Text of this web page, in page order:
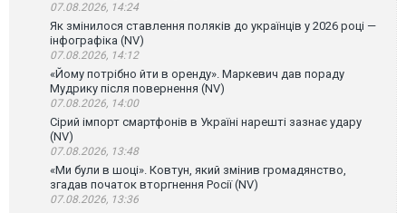
07.08.2026, 14:24
Як змінилося ставлення поляків до українців у 2026 році —
інфографіка (NV)
07.08.2026, 14:12
«Йому потрібно йти в оренду». Маркевич дав пораду
Мудрику після повернення (NV)
07.08.2026, 14:00
Сірий імпорт смартфонів в Україні нарешті зазнає удару
(NV)
07.08.2026, 13:48
«Ми були в шоці». Ковтун, який змінив громадянство,
згадав початок вторгнення Росії (NV)
07.08.2026, 13:36